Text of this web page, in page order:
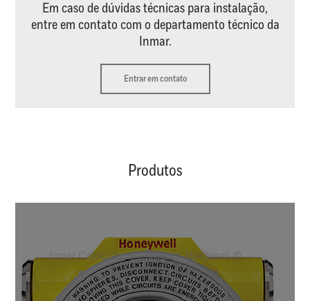
Em caso de dúvidas técnicas para instalação,
entre em contato com o departamento técnico da
Inmar.
Entrar em contato
Produtos